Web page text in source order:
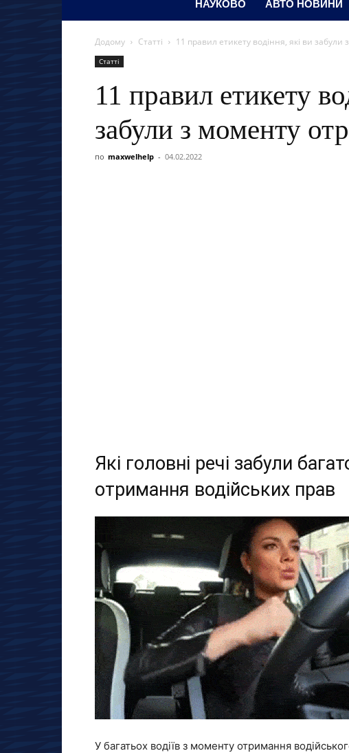
НАУКОВО АВТО НОВИНИ
Додому Статті 11 правил етикету водіння, які ви
Статті
11 правил етикету
забули з моменту
по maxwelhelp - 04.02.2022
Які головні речі забули
отримання водійських прав
У багатьох водіїв з моменту отримання